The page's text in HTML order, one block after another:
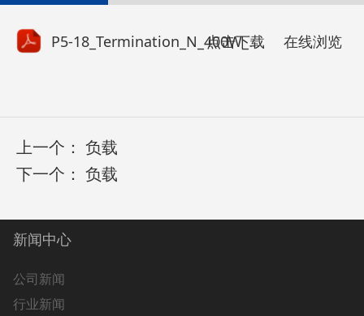
P5-18_Termination_N_400W_4GHz_Edition B.pdf
点击下载 在线浏览
上一个： 负载
下一个： 负载
新闻中心
公司新闻
行业新闻